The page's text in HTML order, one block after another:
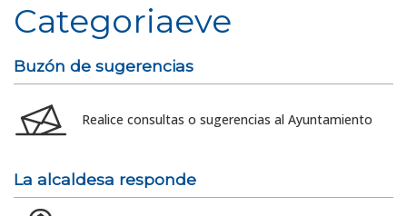
Categoriaeve
Buzón de sugerencias
Realice consultas o sugerencias al Ayuntamiento
La alcaldesa responde